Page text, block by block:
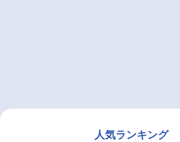
人気ランキング